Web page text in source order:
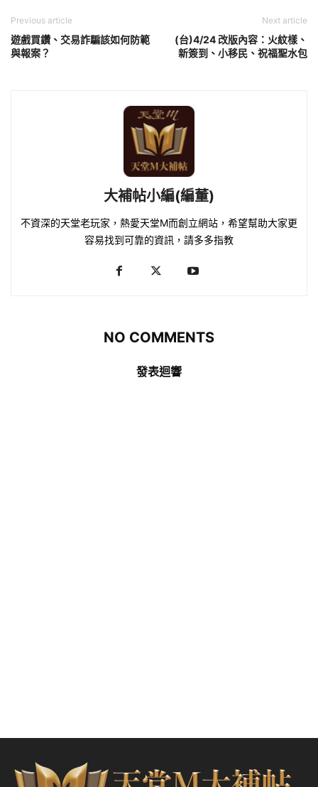
Previous article
遊戲買鑽、交易詐騙該如何防範
與報案？
Next article
(台)4/24 改版內容：火紋樣、
新簽到、小移民、祝福聖水包
大補帖小編(編董)
不資深的天堂老玩家，熱愛天堂M而創立網站，希望幫助大家更
容易找到可靠的資訊，請多多指教
NO COMMENTS
發表迴響